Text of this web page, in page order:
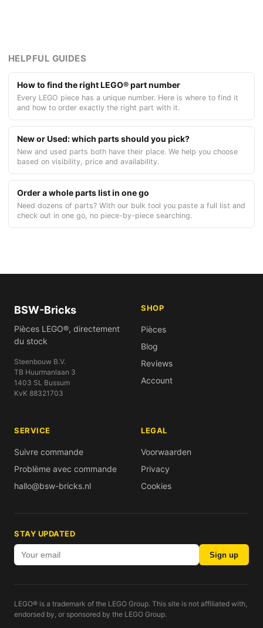
HELPFUL GUIDES
How to find the right LEGO® part number
Every LEGO piece has a unique number. Here is where to find it
and how to order exactly the right part with it.
New or Used: which parts should you pick?
New and used parts both have their place. We help you choose
based on visibility, price and availability.
Order a whole parts list in one go
Need dozens of parts? With our bulk tool you paste a full list and
check out in one go, no piece-by-piece searching.
BSW-Bricks
Pièces LEGO®, directement
du stock
Steenbouw B.V.
TB Huurmanlaan 3
1403 SL Bussum
KvK 88321703
SHOP
Pièces
Blog
Reviews
Account
SERVICE
Suivre commande
Problème avec commande
hallo@bsw-bricks.nl
LEGAL
Voorwaarden
Privacy
Cookies
STAY UPDATED
Sign up
LEGO® is a trademark of the LEGO Group. This site is not affiliated with,
endorsed by, or sponsored by the LEGO Group.